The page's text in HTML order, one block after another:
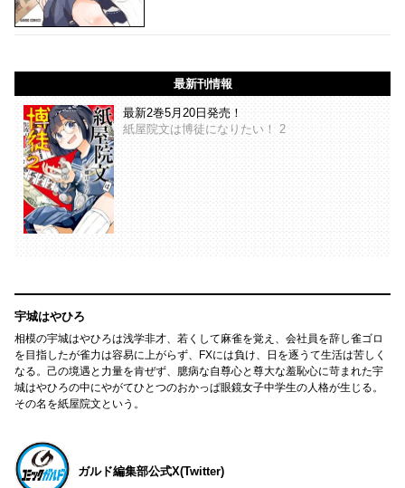
最新刊情報
最新2巻5月20日発売！
紙屋院文は博徒になりたい！ 2
宇城はやひろ
相模の宇城はやひろは浅学非才、若くして麻雀を覚え、会社員を辞し雀ゴロ
を目指したが雀力は容易に上がらず、FXには負け、日を逐うて生活は苦しく
なる。己の境遇と力量を肯ぜず、臆病な自尊心と尊大な羞恥心に苛まれた宇
城はやひろの中にやがてひとつのおかっぱ眼鏡女子中学生の人格が生じる。
その名を紙屋院文という。
ガルド編集部公式X(Twitter)